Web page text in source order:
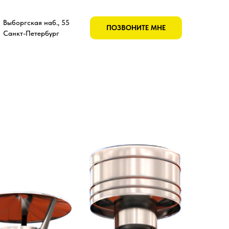
Выборгская наб., 55
Санкт-Петербург
ПОЗВОНИТЕ МНЕ